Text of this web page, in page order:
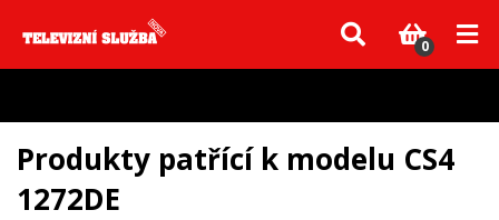
Vzhledem k aktuální situaci se může dodání dílů, které nejsou skladem,
zpozdit. Děkujeme za pochopení.
0
Produkty patřící k modelu CS4
1272DE